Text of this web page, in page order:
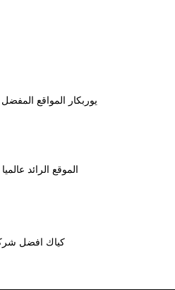
يوربكار المواقع
الموقع الرائد
كياك افضل